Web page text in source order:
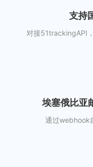
支持
对接51trackingAPI
埃塞俄比亚
通过webhook